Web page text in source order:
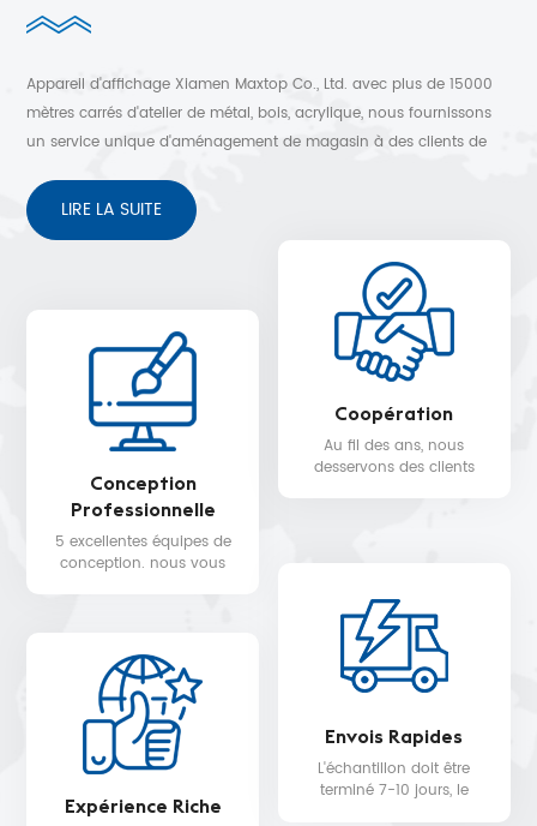
Appareil d'affichage Xiamen Maxtop Co., Ltd. avec plus de 15000
mètres carrés d'atelier de métal, bois, acrylique, nous fournissons
un service unique d'aménagement de magasin à des clients de
service après-vente sans soucis.
LIRE LA SUITE
Conception
Professionnelle
5 excellentes équipes de
conception. nous vous
Coopération
Au fil des ans, nous
desservons des clients
Expérience Riche
Envois Rapides
L'échantillon doit être
terminé 7-10 jours, le